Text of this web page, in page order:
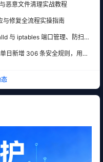
恶意文件清理实战教程
与修复全流程实操指南
与 iptables 端口管理、防扫描
日新增 306 条安全规则，用友